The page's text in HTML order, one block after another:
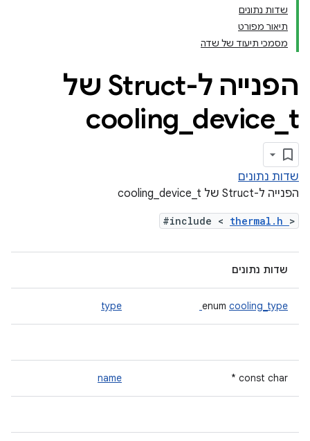
שדות נתונים
תיאור מפורט
מסמכי תיעוד של שדה
הפנייה ל-Struct של
cooling device t
שדות נתונים
הפנייה ל-Struct של cooling_device_t
#include < thermal.h >
שדות נתונים
enum cooling_type
type
const char *
name